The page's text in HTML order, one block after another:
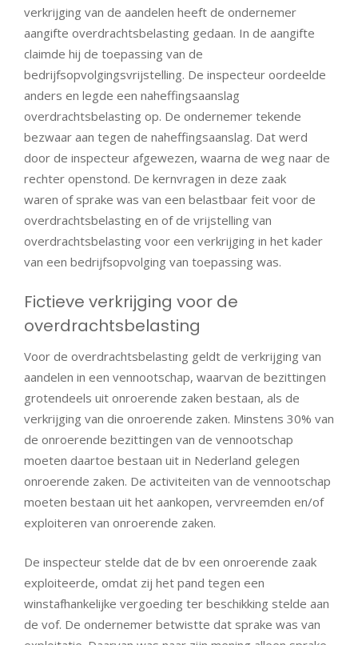
verkrijging van de aandelen heeft de ondernemer
aangifte overdrachtsbelasting gedaan. In de aangifte
claimde hij de toepassing van de
bedrijfsopvolgingsvrijstelling. De inspecteur oordeelde
anders en legde een naheffingsaanslag
overdrachtsbelasting op. De ondernemer tekende
bezwaar aan tegen de naheffingsaanslag. Dat werd
door de inspecteur afgewezen, waarna de weg naar de
rechter openstond. De kernvragen in deze zaak
waren of sprake was van een belastbaar feit voor de
overdrachtsbelasting en of de vrijstelling van
overdrachtsbelasting voor een verkrijging in het kader
van een bedrijfsopvolging van toepassing was.
Fictieve verkrijging voor de
overdrachtsbelasting
Voor de overdrachtsbelasting geldt de verkrijging van
aandelen in een vennootschap, waarvan de bezittingen
grotendeels uit onroerende zaken bestaan, als de
verkrijging van die onroerende zaken. Minstens 30% van
de onroerende bezittingen van de vennootschap
moeten daartoe bestaan uit in Nederland gelegen
onroerende zaken. De activiteiten van de vennootschap
moeten bestaan uit het aankopen, vervreemden en/of
exploiteren van onroerende zaken.
De inspecteur stelde dat de bv een onroerende zaak
exploiteerde, omdat zij het pand tegen een
winstafhankelijke vergoeding ter beschikking stelde aan
de vof. De ondernemer betwistte dat sprake was van